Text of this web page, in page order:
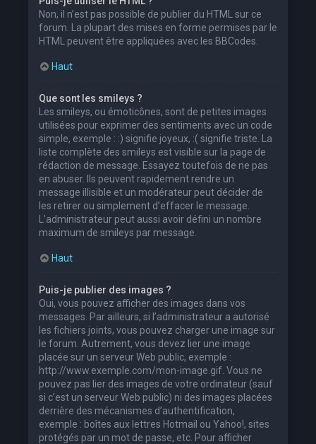
Non, il n’est pas possible de publier du HTML sur ce
forum. La plupart des mises en forme permises par le
HTML peuvent être appliquées avec les BBCodes.
Haut
Que sont les smileys ?
Les smileys, ou émoticônes, sont de petites images
utilisées pour exprimer des sentiments avec un code
simple, exemple : :) signifie joyeux, :( signifie triste. La
liste complète des smileys est visible sur la page de
rédaction de message. Essayez toutefois de ne pas
en abuser. Ils peuvent rapidement rendre un
message illisible et un modérateur peut décider de
les retirer ou simplement d’effacer le message.
L’administrateur peut aussi avoir défini un nombre
maximum de smileys par message.
Haut
Puis-je publier des images ?
Oui, vous pouvez afficher des images dans vos
messages. Par ailleurs, si l’administrateur a autorisé
les fichiers joints, vous pouvez charger une image sur
le forum. Autrement, vous devez lier une image
placée sur un serveur Web public, exemple :
http://www.exemple.com/mon-image.gif. Vous ne
pouvez pas lier des images de votre ordinateur (sauf
si c’est un serveur Web public) ni des images placées
derrière des mécanismes d’authentification,
exemple : boîtes aux lettres Hotmail ou Yahoo!, sites
protégés par un mot de passe, etc. Pour afficher